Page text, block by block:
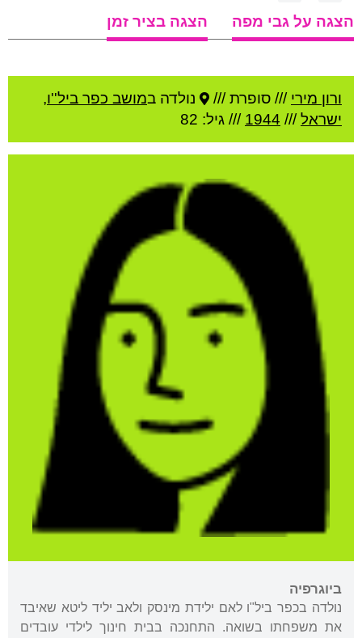
הצגה על גבי מפה
הצגה בציר זמן
ורון מירי /// סופרת /// נולדה במושב כפר ביל''ו,
ישראל///
1944 /// גיל: 82
ביוגרפיה
נולדה בכפר ביל"ו לאם ילידת מינסק ולאב יליד ליטא שאיבד
את משפחתו בשואה. התחנכה בבית חינוך לילדי עובדים